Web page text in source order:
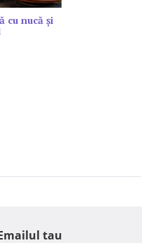
cu nucă și
tau